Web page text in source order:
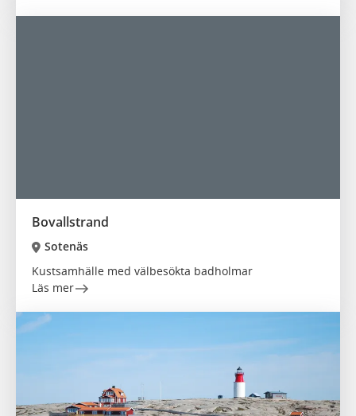
Bovallstrand
Sotenäs
Kustsamhälle med välbesökta badholmar
Läs mer